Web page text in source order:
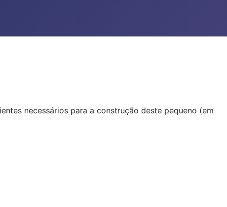
necessários para a construção deste pequeno (em